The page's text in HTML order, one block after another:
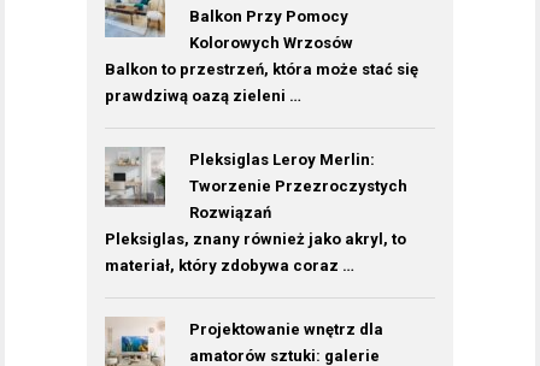
Balkon Przy Pomocy
Kolorowych Wrzosów
Balkon to przestrzeń, która może stać się
prawdziwą oazą zieleni …
Pleksiglas Leroy Merlin:
Tworzenie Przezroczystych
Rozwiązań
Pleksiglas, znany również jako akryl, to
materiał, który zdobywa coraz …
Projektowanie wnętrz dla
amatorów sztuki: galerie